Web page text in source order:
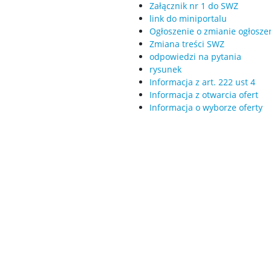
Załącznik nr 1 do SWZ
link do miniportalu
Ogłoszenie o zmianie
Zmiana treści SWZ
odpowiedzi na pytania
rysunek
Informacja z art. 222 ust 4
Informacja z otwarcia ofert
Informacja o wyborze oferty